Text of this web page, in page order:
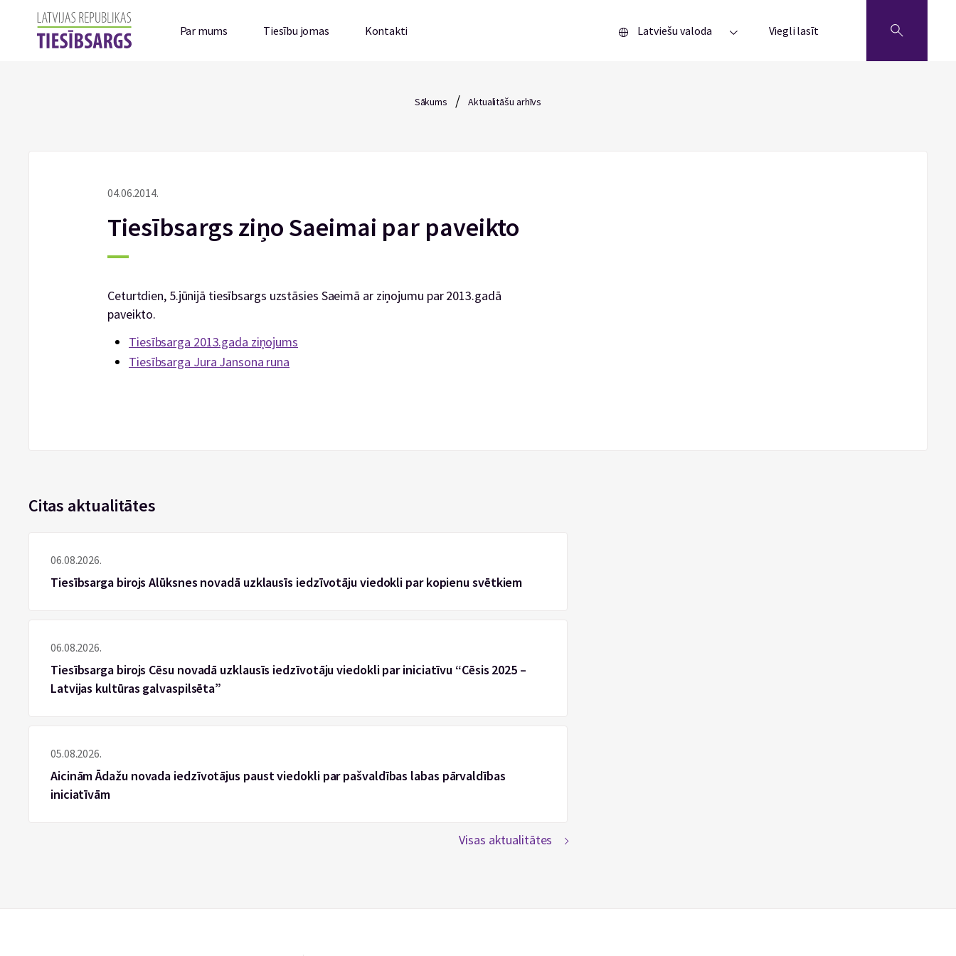
Par mums Tiesību jomas Kontakti Latviešu valoda Viegli lasīt
Sākums / Aktualitāšu arhīvs
04.06.2014.
Tiesībsargs ziņo Saeimai par paveikto
Ceturtdien, 5.jūnijā tiesībsargs uzstāsies Saeimā ar ziņojumu par 2013.gadā
paveikto.
Tiesībsarga 2013.gada ziņojums
Tiesībsarga Jura Jansona runa
Citas aktualitātes
06.08.2026.
Tiesībsarga birojs Alūksnes novadā uzklausīs iedzīvotāju viedokli par kopienu svētkiem
06.08.2026.
Tiesībsarga birojs Cēsu novadā uzklausīs iedzīvotāju viedokli par iniciatīvu “Cēsis 2025 –
Latvijas kultūras galvaspilsēta”
05.08.2026.
Aicinām Ādažu novada iedzīvotājus paust viedokli par pašvaldības labas pārvaldības
iniciatīvām
Visas aktualitātes